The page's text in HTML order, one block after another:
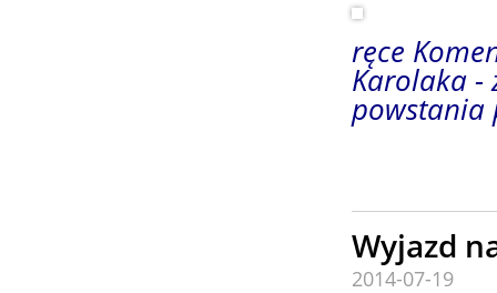
ręce
Karolaka -
powstania
Wyjazd
2014-07-19